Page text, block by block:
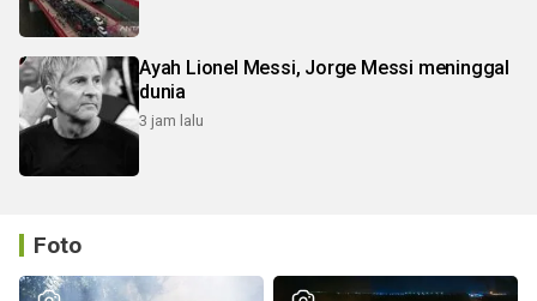
Ayah Lionel Messi, Jorge Messi meninggal
dunia
3 jam lalu
Foto